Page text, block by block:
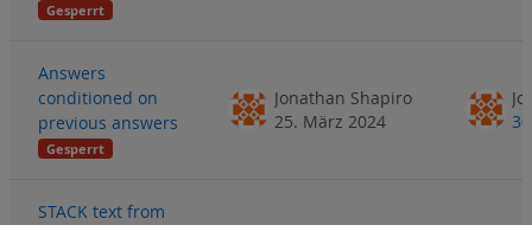
Gesperrt
Answers
conditioned on
previous answers
Gesperrt
Jonathan Shapiro
25. März 2024
STACK text from